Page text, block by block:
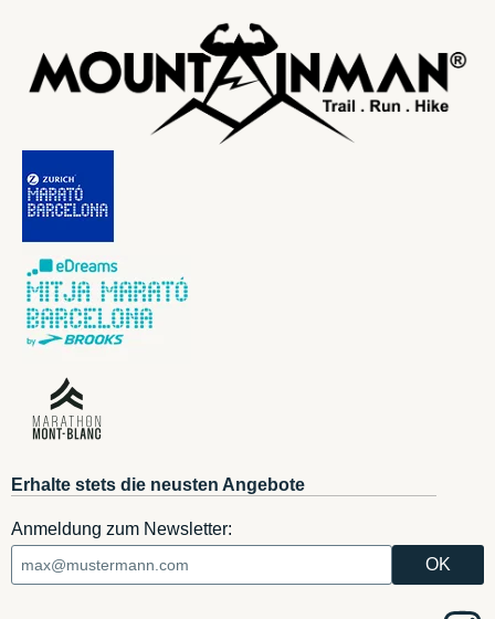
Erhalte stets die neusten Angebote
Anmeldung zum Newsletter: